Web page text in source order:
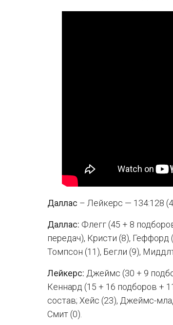
Даллас – Лейкерс — 134:128
Даллас: Флегг (45 + 8
передач), Кристи (8),
Томпсон (11), Бегли (9),
Лейкерс: Джеймс (30 + 9
Кеннард (15 + 16 подборов +
состав; Хейс (23), Джеймс-
Смит (0).